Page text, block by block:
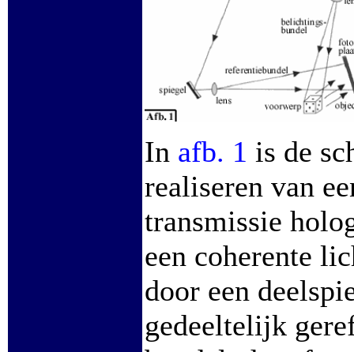
In afb. 1 is de
realiseren van
transmissie
een coherente
door een
gedeeltelijk